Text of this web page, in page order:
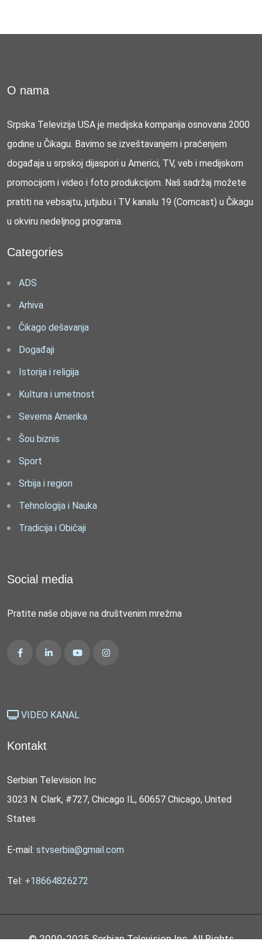
O nama
Srpska Televizija USA je medijska kompanija osnovana 2000
godine u Čikagu. Bavimo se izveštavanjem i praćenjem
događaja u srpskoj dijaspori u Americi, TV, veb i medijskom
promocijom i video i foto produkcijom. Naš sadržaj možete
pratiti na vebsajtu, jutjubu i TV kanalu 19 (Comcast) u Čikagu
u okviru nedeljnog programa.
Categories
ADS
Arhiva
Čikago dešavanja
Događaji
Istorija i religija
Kultura i umetnost
Severna Amerika
Šou biznis
Sport
Srbija i region
Tehnologija i Nauka
Tradicija i Običaji
Social media
Pratite naše objave na društvenim mrežma
VIDEO KANAL
Kontakt
Serbian Television Inc
3023 N. Clark, #727, Chicago IL, 60657 Chicago, United
States
E-mail: stvserbia@gmail.com
Tel: +18664826272
© 2000-2025 Serbian Television Inc. All Rights